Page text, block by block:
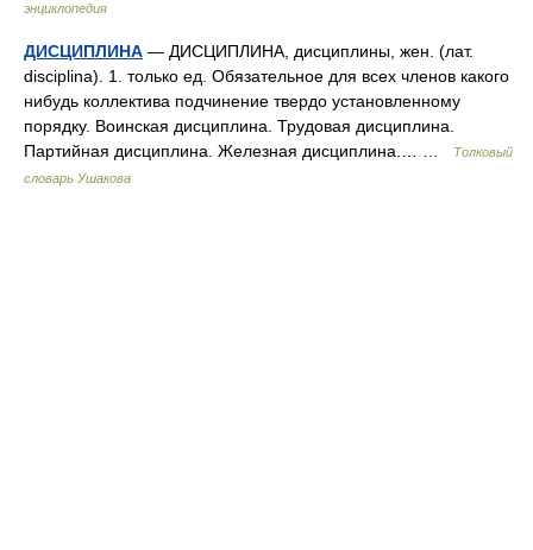
энциклопедия
ДИСЦИПЛИНА — ДИСЦИПЛИНА, дисциплины, жен. (лат.
disciplina). 1. только ед. Обязательное для всех членов какого
нибудь коллектива подчинение твердо установленному
порядку. Воинская дисциплина. Трудовая дисциплина.
Партийная дисциплина. Железная дисциплина.… …
Толковый
словарь Ушакова